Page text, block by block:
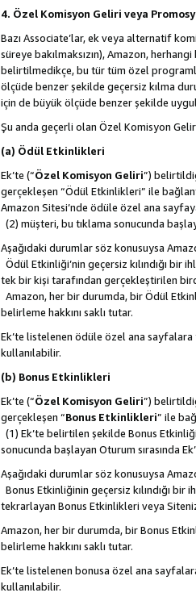
4. Özel Komisyon Geliri veya
Bazı Associate’lar, ek veya alternatif
süreye bakılmaksızın), Amazon,
belirtilmedikçe, bu tür tüm özel
ölçüde benzer şekilde geçersiz kılma
için de büyük ölçüde benzer şekilde
Şu anda geçerli olan Özel Komisyon
(a) Ödül Etkinlikleri
Ek’te (“Özel Komisyon Geliri”)
gerçekleşen “Ödül Etkinlikleri” ile
Amazon Sitesi’nde ödüle özel ana
(2) müşteri, bu tıklama sonucunda
Aşağıdaki durumlar söz konusuysa
Ödül Etkinliği’nin geçersiz kılındığı
tek bir kişi tarafından gerçekleştirilen
Amazon, her bir durumda, bir Ödül
belirleme hakkını saklı tutar.
Ek’te listelenen ödüle özel ana sayfalara
kullanılabilir.
(b) Bonus Etkinlikleri
Ek’te (“Özel Komisyon Geliri”)
gerçekleşen “Bonus Etkinlikleri” ile
(1) Ek’te belirtilen şekilde Bonus
sonucunda başlayan Oturum sırasında
Aşağıdaki durumlar söz konusuysa
Bonus Etkinliğinin geçersiz kılındığı
tekrarlayan Bonus Etkinlikleri veya
Amazon, her bir durumda, bir Bonus
belirleme hakkını saklı tutar.
Ek’te listelenen bonusa özel ana
kullanılabilir.